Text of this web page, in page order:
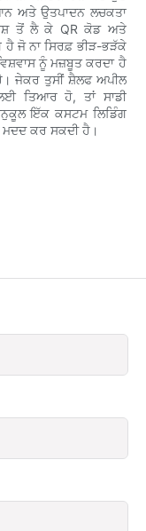
ਅਤੇ ਉਤਪਾਦਨ ਲਚਕਤਾ
ਤੋਂ ਲੈ ਕੇ QR ਕੋਡ ਅਤੇ
ਜੋ ਨਾ ਸਿਰਫ਼ ਭੀੜ-ਭੜੱਕੇ
ਨੂੰ ਮਜ਼ਬੂਤ ​​ਕਰਦਾ ਹੈ
ਜੇਕਰ ਤੁਸੀਂ ਸ਼ੈਲਫ ਅਪੀਲ
ਤਿਆਰ ਹੋ, ਤਾਂ ਸਾਡੀ
ਇੱਕ ਕਸਟਮ ਲਿਡਿੰਗ
ਕਰ ਸਕਦੀ ਹੈ।